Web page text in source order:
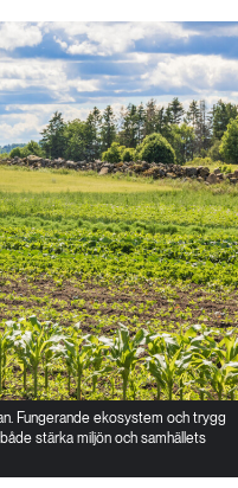
Fungerande ekosystem och trygg
stärka miljön och samhällets